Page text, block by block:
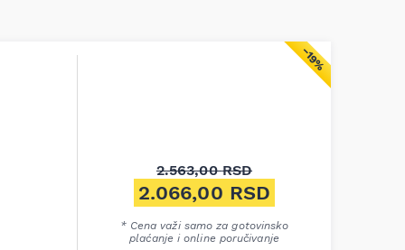
−19%
2.563,00RSD
Originalna cena je bila:
2.066,00 RSD
* Cena važi samo za gotovinsko
plaćanje i online poručivanje